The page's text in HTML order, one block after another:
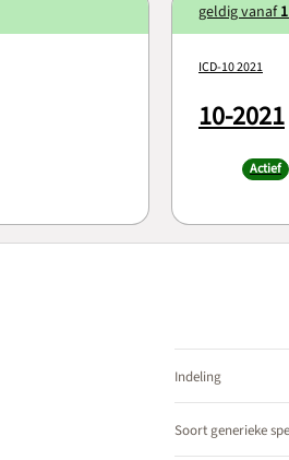
geldig vanaf
ICD-10 2021
10-2021
Actief
Indeling
Soort generieke